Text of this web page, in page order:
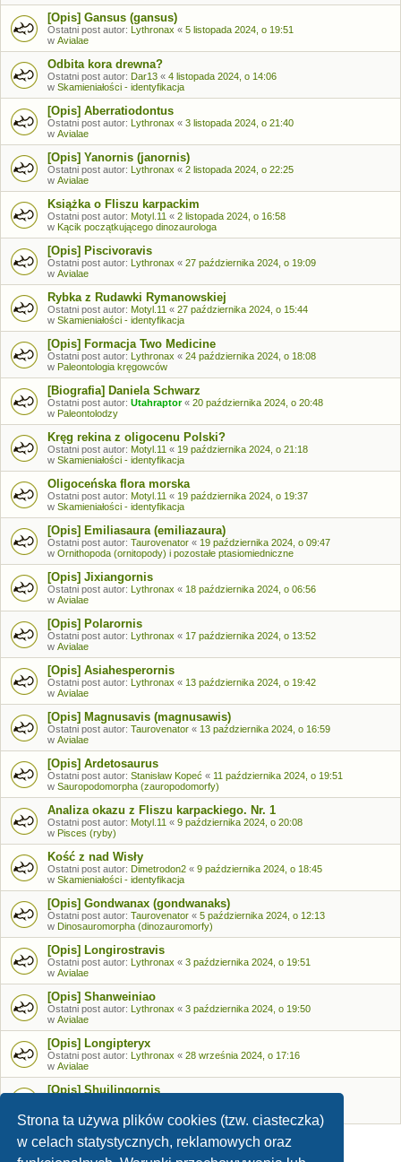
Strona ta używa plików cookies (tzw. ciasteczka)
w celach statystycznych, reklamowych oraz
[Opis] Gansus (gansus)
Ostatni post autor: Lythronax « 5 listopada 2024, o 19:51
w Avialae
Odbita kora drewna?
Ostatni post autor: Dar13 « 4 listopada 2024, o 14:06
w Skamieniałości - identyfikacja
[Opis] Aberratiodontus
Ostatni post autor: Lythronax « 3 listopada 2024, o 21:40
w Avialae
[Opis] Yanornis (janornis)
Ostatni post autor: Lythronax « 2 listopada 2024, o 22:25
w Avialae
Książka o Fliszu karpackim
Ostatni post autor: Motyl.11 « 2 listopada 2024, o 16:58
w Kącik początkującego dinozaurologa
[Opis] Piscivoravis
Ostatni post autor: Lythronax « 27 października 2024, o 19:09
w Avialae
Rybka z Rudawki Rymanowskiej
Ostatni post autor: Motyl.11 « 27 października 2024, o 15:44
w Skamieniałości - identyfikacja
[Opis] Formacja Two Medicine
Ostatni post autor: Lythronax « 24 października 2024, o 18:08
w Paleontologia kręgowców
[Biografia] Daniela Schwarz
Ostatni post autor: Utahraptor« 20 października 2024, o 20:48
w Paleontolodzy
Kręg rekina z oligocenu Polski?
Ostatni post autor: Motyl.11 « 19 października 2024, o 21:18
w Skamieniałości - identyfikacja
Oligoceńska flora morska
Ostatni post autor: Motyl.11 « 19 października 2024, o 19:37
w Skamieniałości - identyfikacja
[Opis] Emiliasaura (emiliazaura)
Ostatni post autor: Taurovenator « 19 października 2024, o 09:47
w Ornithopoda (ornitopody) i pozostałe ptasiomiedniczne
[Opis] Jixiangornis
Ostatni post autor: Lythronax « 18 października 2024, o 06:56
w Avialae
[Opis] Polarornis
Ostatni post autor: Lythronax « 17 października 2024, o 13:52
w Avialae
[Opis] Asiahesperornis
Ostatni post autor: Lythronax « 13 października 2024, o 19:42
w Avialae
[Opis] Magnusavis (magnusawis)
Ostatni post autor: Taurovenator « 13 października 2024, o 16:59
w Avialae
[Opis] Ardetosaurus
Ostatni post autor: Stanisław Kopeć « 11 października 2024, o 19:51
w Sauropodomorpha (zauropodomorfy)
Analiza okazu z Fliszu karpackiego. Nr. 1
Ostatni post autor: Motyl.11 « 9 października 2024, o 20:08
w Pisces (ryby)
Kość z nad Wisły
Ostatni post autor: Dimetrodon2 « 9 października 2024, o 18:45
w Skamieniałości - identyfikacja
[Opis] Gondwanax (gondwanaks)
Ostatni post autor: Taurovenator « 5 października 2024, o 12:13
w Dinosauromorpha (dinozauromorfy)
[Opis] Longirostravis
Ostatni post autor: Lythronax « 3 października 2024, o 19:51
w Avialae
[Opis] Shanweiniao
Ostatni post autor: Lythronax « 3 października 2024, o 19:50
w Avialae
[Opis] Longipteryx
Ostatni post autor: Lythronax « 28 września 2024, o 17:16
w Avialae
[Opis] Shuilingornis